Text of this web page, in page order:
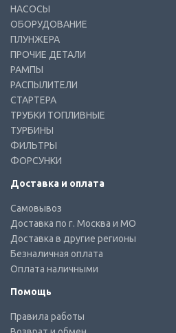
НАСОСЫ
ОБОРУДОВАНИЕ
ПЛУНЖЕРА
ПРОЧИЕ ДЕТАЛИ
РАМПЫ
РАСПЫЛИТЕЛИ
СТАРТЕРА
ТРУБКИ ТОПЛИВНЫЕ
ТУРБИНЫ
ФИЛЬТРЫ
ФОРСУНКИ
Доставка и оплата
Самовывоз
Доставка по г. Москва и МО
Доставка в другие регионы
Безналичная оплата
Оплата наличными
Помощь
Правила работы